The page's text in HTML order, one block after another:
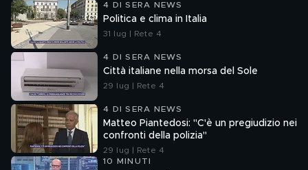
4 DI SERA NEWS
Politica e clima in Italia
31 lug | Rete 4
4 DI SERA NEWS
Città italiane nella morsa del Sole
29 lug | Rete 4
4 DI SERA NEWS
Matteo Piantedosi: "C'è un pregiudizio nei
confronti della polizia"
29 lug | Rete 4
10 MINUTI